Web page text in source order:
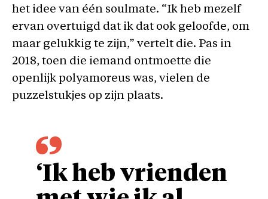
het idee van één soulmate. “Ik heb mezelf
ervan overtuigd dat ik dat ook geloofde, om
maar gelukkig te zijn,” vertelt die. Pas in
2018, toen die iemand ontmoette die
openlijk polyamoreus was, vielen de
puzzelstukjes op zijn plaats.
‘Ik heb vrienden